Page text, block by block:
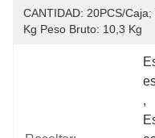
CANTIDAD: 20PCS/
Kg Peso Bruto: 10,3 Kg
,